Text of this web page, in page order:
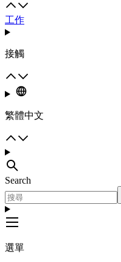
工作
接觸
繁體中文
Search
選單